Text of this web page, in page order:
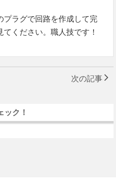
ラグで回路を作成して完
ください。職人技です！
次の記事
ク！